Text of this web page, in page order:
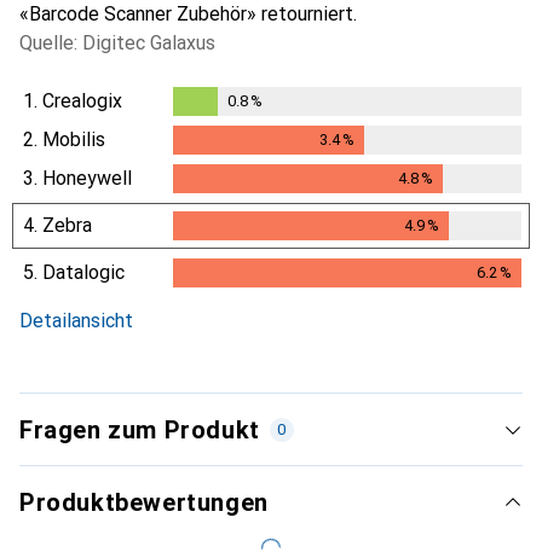
«Barcode Scanner Zubehör» retourniert.
Quelle: Digitec Galaxus
1. Crealogix
0.8%
0.8%
2. Mobilis 3.4%
3. Honeywell 4.8%
4. Zebra 4.9%
5. Datalogic 6.2 %
Detailansicht
Fragen zum Produkt 0
Produktbewertungen